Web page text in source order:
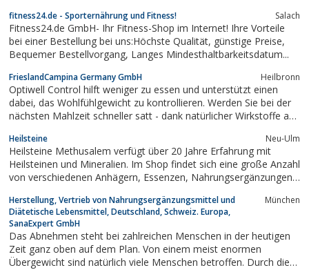
fitness24.de - Sporternährung und Fitness! Salach
Fitness24.de GmbH- Ihr Fitness-Shop im Internet! Ihre Vorteile
bei einer Bestellung bei uns:Höchste Qualität, günstige Preise,
Bequemer Bestellvorgang, Langes Mindesthaltbarkeitsdatum...
FrieslandCampina Germany GmbH Heilbronn
Optiwell Control hilft weniger zu essen und unterstützt einen
dabei, das Wohlfühlgewicht zu kontrollieren. Werden Sie bei der
nächsten Mahlzeit schneller satt - dank natürlicher Wirkstoffe aus
Heilsteine Neu-Ulm
Heilsteine Methusalem verfügt über 20 Jahre Erfahrung mit
Heilsteinen und Mineralien. Im Shop findet sich eine große Anzahl
von verschiedenen Anhägern, Essenzen, Nahrungsergänzungen
Herstellung, Vertrieb von Nahrungsergänzungsmittel und
Diätetische Lebensmittel, Deutschland, Schweiz. Europa,
SanaExpert GmbH
München
Das Abnehmen steht bei zahlreichen Menschen in der heutigen
Zeit ganz oben auf dem Plan. Von einem meist enormen
Übergewicht sind natürlich viele Menschen betroffen. Durch die